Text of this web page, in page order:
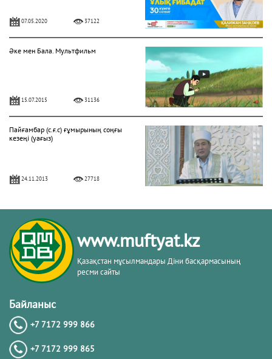
07.05.2020 37122
Әке мен Бала. Мультфильм
15.07.2015 31136
Пайғамбар (с.ғ.с) ғұмырының соңғы
кезеңі (уағыз)
24.11.2013 27718
"Фатиха" сүресі
11.04.2016
23.10.2015
www.muftyat.kz
Қазақстан мұсылмандары Діни басқармасының
ресми сайты
Байланыс
+7 7172 999 866
+7 7172 999 865